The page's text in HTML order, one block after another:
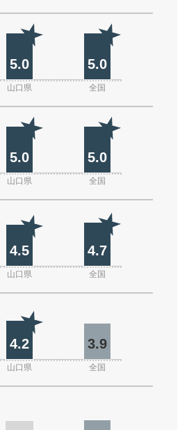
5.0 5.0
山口県 全国
5.0 5.0
山口県 全国
4.5 4.7
山口県 全国
4.2 3.9
山口県 全国